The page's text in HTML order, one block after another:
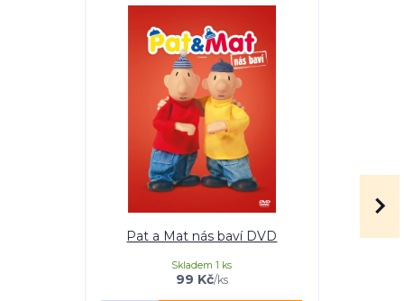
Pat a Mat nás baví DVD
99 Kč/ks
Skladem 1 ks
Pat a